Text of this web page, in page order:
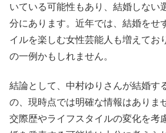
いている可能性もあり、結婚しない
分にあります。近年では、結婚をせ
イルを楽しむ女性芸能人も増えてお
の一例かもしれません。
結論として、中村ゆりさんが結婚す
の、現時点では明確な情報はありま
交際歴やライフスタイルの変化を考